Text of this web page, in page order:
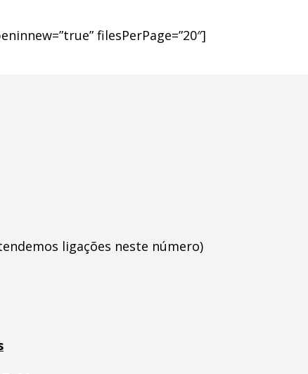
filesPerPage=”20″]
ligações neste número)